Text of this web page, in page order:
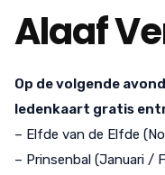
Alaaf
Op de volgende
ledenkaart gratis
– Elfde van de Elfde
– Prinsenbal (Januari /